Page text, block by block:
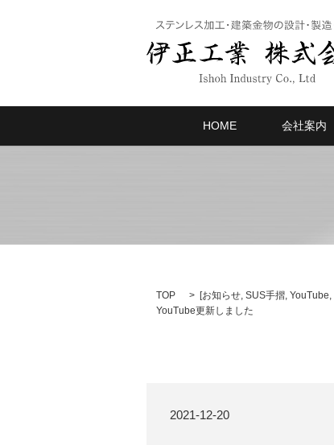
HOME 会社案内
TOP [お知らせ, SUS手摺, YouTube,
YouTube更新しました
2021-12-20